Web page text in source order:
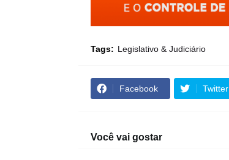
Tags: Legislativo & Judiciário
Facebook Twitter
Você vai gostar